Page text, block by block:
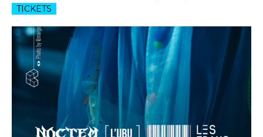
TICKETS